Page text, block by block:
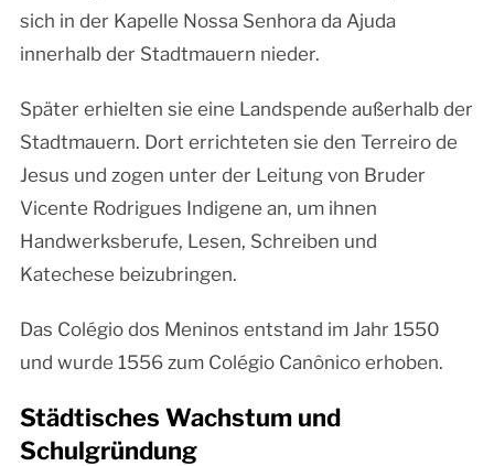
sich in der Kapelle Nossa Senhora da Ajuda
innerhalb der Stadtmauern nieder.
Später erhielten sie eine Landspende außerhalb der
Stadtmauern. Dort errichteten sie den Terreiro de
Jesus und zogen unter der Leitung von Bruder
Vicente Rodrigues Indigene an, um ihnen
Handwerksberufe, Lesen, Schreiben und
Katechese beizubringen.
Das Colégio dos Meninos entstand im Jahr 1550
und wurde 1556 zum Colégio Canônico erhoben.
Städtisches Wachstum und
Schulgründung